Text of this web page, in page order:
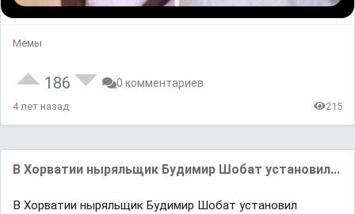
Мемы
186 0 комментариев
4 лет назад 215
В Хорватии ныряльщик Будимир Шобат установил...
В Хорватии ныряльщик Будимир Шобат установил